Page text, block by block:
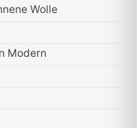
Wolle
Modern